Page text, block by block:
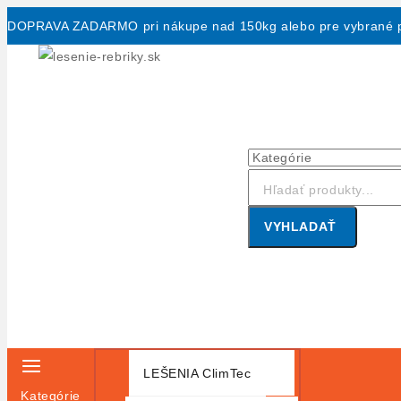
to
DOPRAVA ZADARMO pri nákupe nad 150kg alebo pre vybrané
VYHLADAŤ
Kategórie
LEŠENIA ClimTec